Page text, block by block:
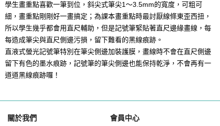
學生畫重點喜歡一筆到位，斜尖式筆尖1～3.5mm的寬度，可粗可
細，畫重點剛剛好一畫搞定；為課本畫重點時最討厭線條東歪西扭，
所以學生幾乎都會用直尺輔助，但是記號筆緊貼著直尺邊緣畫線，每
每造成筆尖與直尺側邊污損，留下難看的黑線痕跡。
直液式螢光記號筆特別在筆尖側邊加裝護膜，畫線時不會在直尺側邊
留下有色的墨水痕跡，記號筆的筆尖側邊也能保持乾淨，不會再有一
道道黑線痕跡囉！
關於我們 會員中心